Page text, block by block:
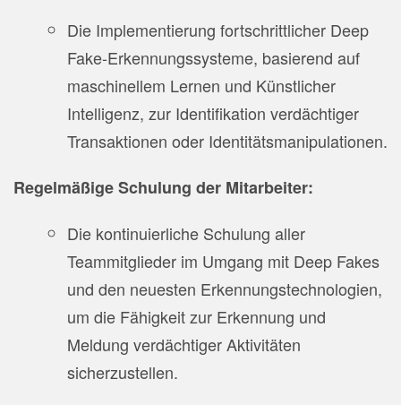
Die Implementierung fortschrittlicher Deep
Fake-Erkennungssysteme, basierend auf
maschinellem Lernen und Künstlicher
Intelligenz, zur Identifikation verdächtiger
Transaktionen oder Identitätsmanipulationen.
Regelmäßige Schulung der Mitarbeiter:
Die kontinuierliche Schulung aller
Teammitglieder im Umgang mit Deep Fakes
und den neuesten Erkennungstechnologien,
um die Fähigkeit zur Erkennung und
Meldung verdächtiger Aktivitäten
sicherzustellen.